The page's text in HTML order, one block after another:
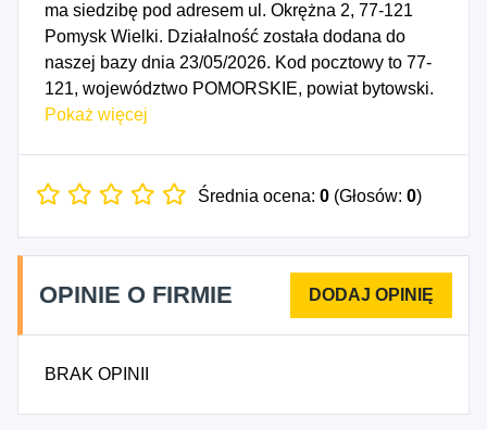
ma siedzibę pod adresem ul. Okrężna 2, 77-121
Pomysk Wielki. Działalność została dodana do
naszej bazy dnia 23/05/2026. Kod pocztowy to 77-
121, województwo POMORSKIE, powiat bytowski.
Numer Identyfikacji Podatkowej NIP to
Data rozpoczęcia działalności gospodarczej
części, 4941Z - Transport drogowy towarów, 2551Z
- Nakładanie powłok na metale, 2553Z - Obróbka
mechaniczna elementów metalowych, 8559D -
indziej niesklasyfikowane.
Pokaż więcej
Średnia ocena: 0 (Głosów: 0)
OPINIE O FIRMIE
BRAK OPINII